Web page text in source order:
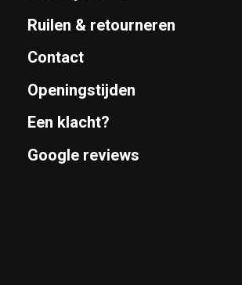
Ruilen & retourneren
Contact
Openingstijden
Een klacht?
Google reviews